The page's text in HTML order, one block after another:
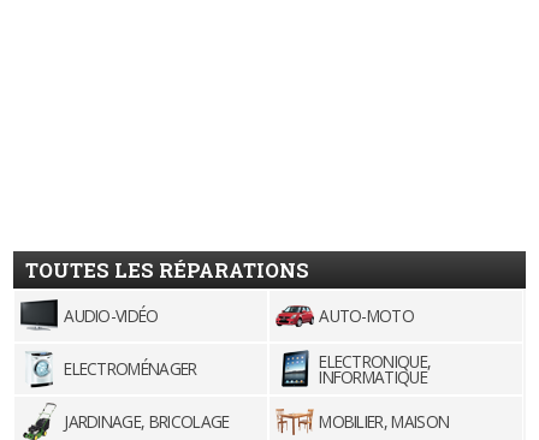
TOUTES LES RÉPARATIONS
AUDIO-VIDÉO AUTO-MOTO
ELECTROMÉNAGER ELECTRONIQUE,
INFORMATIQUE
JARDINAGE, BRICOLAGE
MOBILIER, MAISON